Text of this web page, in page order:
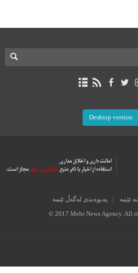
Desktop version
ئێمە پەیوەندی لەگەڵ ئێمە
© 2017 Mehr News Agency. All